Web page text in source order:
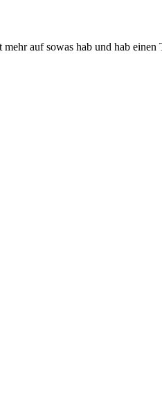
auf sowas hab und hab